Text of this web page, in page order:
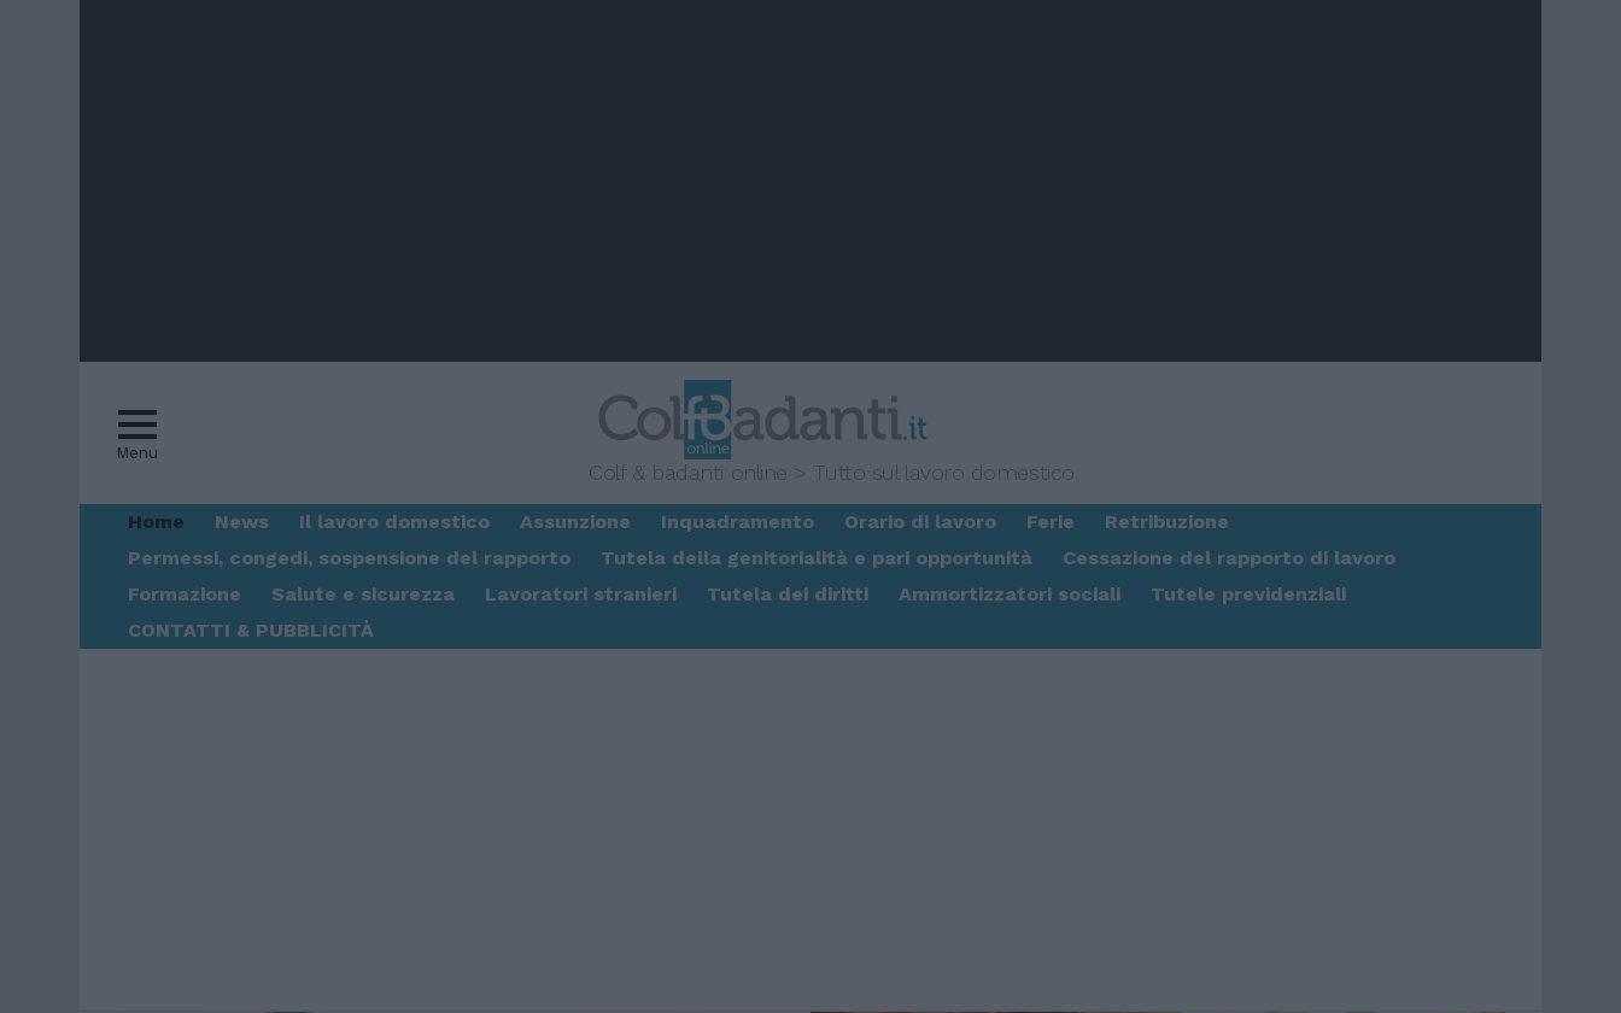
Menu
Colf & badanti online > Tutto sul lavoro domestico
Home News Il lavoro domestico Assunzione Inquadramento Orario di lavoro Ferie
Retribuzione
Permessi, congedi, sospensione del rapporto
Tutela della genitorialità e pari opportunità
Cessazione del rapporto di lavoro
Formazione
Salute e sicurezza Lavoratori stranieri Tutela dei diritti Ammortizzatori sociali
Tutele previdenziali
CONTATTI & PUBBLICITÀ